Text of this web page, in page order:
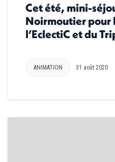
Cet été, mini-
Noirmoutier pour
l’EclectiC et du
ANIMATION 31 août 2020